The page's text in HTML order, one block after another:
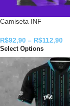
Camiseta INF
R$92,90 – R$112,90
Select Options